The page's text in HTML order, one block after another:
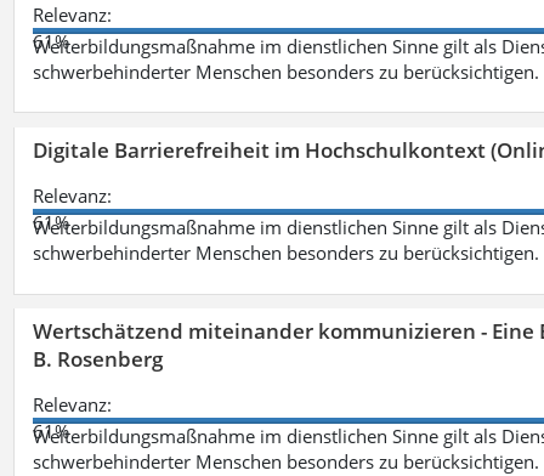
Relevanz:
61%
Weiterbildungsmaßnahme im dienstlichen Sinne gilt als
schwerbehinderter Menschen besonders zu berücksichtigen.
Digitale Barrierefreiheit im Hochschulkontext
Relevanz:
61%
Weiterbildungsmaßnahme im dienstlichen Sinne gilt als
schwerbehinderter Menschen besonders zu berücksichtigen.
Wertschätzend miteinander kommunizieren -
B. Rosenberg
Relevanz:
61%
Weiterbildungsmaßnahme im dienstlichen Sinne gilt als
schwerbehinderter Menschen besonders zu berücksichtigen.